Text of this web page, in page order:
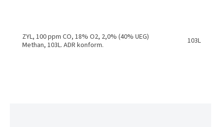
ZYL, 100 ppm CO, 18% O2, 2,0% (40% UEG)
Methan, 103L. ADR konform.
103L